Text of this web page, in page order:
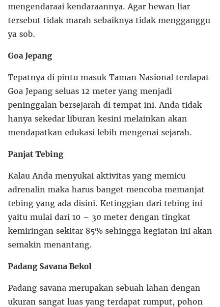
mengendaraai kendaraannya. Agar hewan liar
tersebut tidak marah sebaiknya tidak mengganggu
ya sob.
Goa Jepang
Tepatnya di pintu masuk Taman Nasional terdapat
Goa Jepang seluas 12 meter yang menjadi
peninggalan bersejarah di tempat ini. Anda tidak
hanya sekedar liburan kesini melainkan akan
mendapatkan edukasi lebih mengenai sejarah.
Panjat Tebing
Kalau Anda menyukai aktivitas yang memicu
adrenalin maka harus banget mencoba memanjat
tebing yang ada disini. Ketinggian dari tebing ini
yaitu mulai dari 10 – 30 meter dengan tingkat
kemiringan sekitar 85% sehingga kegiatan ini akan
semakin menantang.
Padang Savana Bekol
Padang savana merupakan sebuah lahan dengan
ukuran sangat luas yang terdapat rumput, pohon